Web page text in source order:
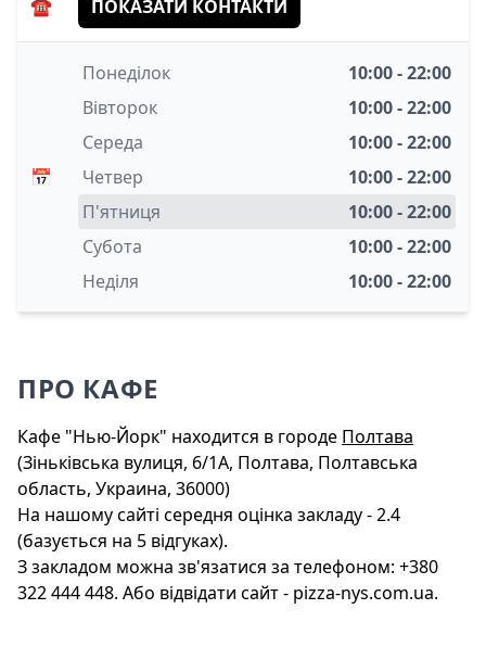
☎️ ПОКАЗАТИ КОНТАКТИ
📅
Понеділок
10:00 - 22:00
Вівторок
10:00 - 22:00
Середа
10:00 - 22:00
Четвер
10:00 - 22:00
П'ятниця
10:00 - 22:00
Субота
10:00 - 22:00
Неділя
10:00 - 22:00
ПРО КАФЕ
Кафе "Нью-Йорк" находится в городе Полтава
(Зіньківська вулиця, 6/1А, Полтава, Полтавська
область, Украина, 36000)
На нашому сайті середня оцінка закладу - 2.4
(базується на 5 відгуках).
З закладом можна зв'язатися за телефоном: +380
322 444 448. Або відвідати сайт - pizza-nys.com.ua.